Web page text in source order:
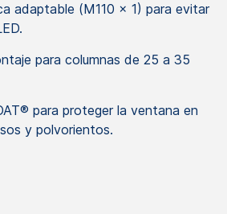
adaptable (M110 x 1) para evitar
para columnas de 25 a 35
para proteger la ventana en
y polvorientos.